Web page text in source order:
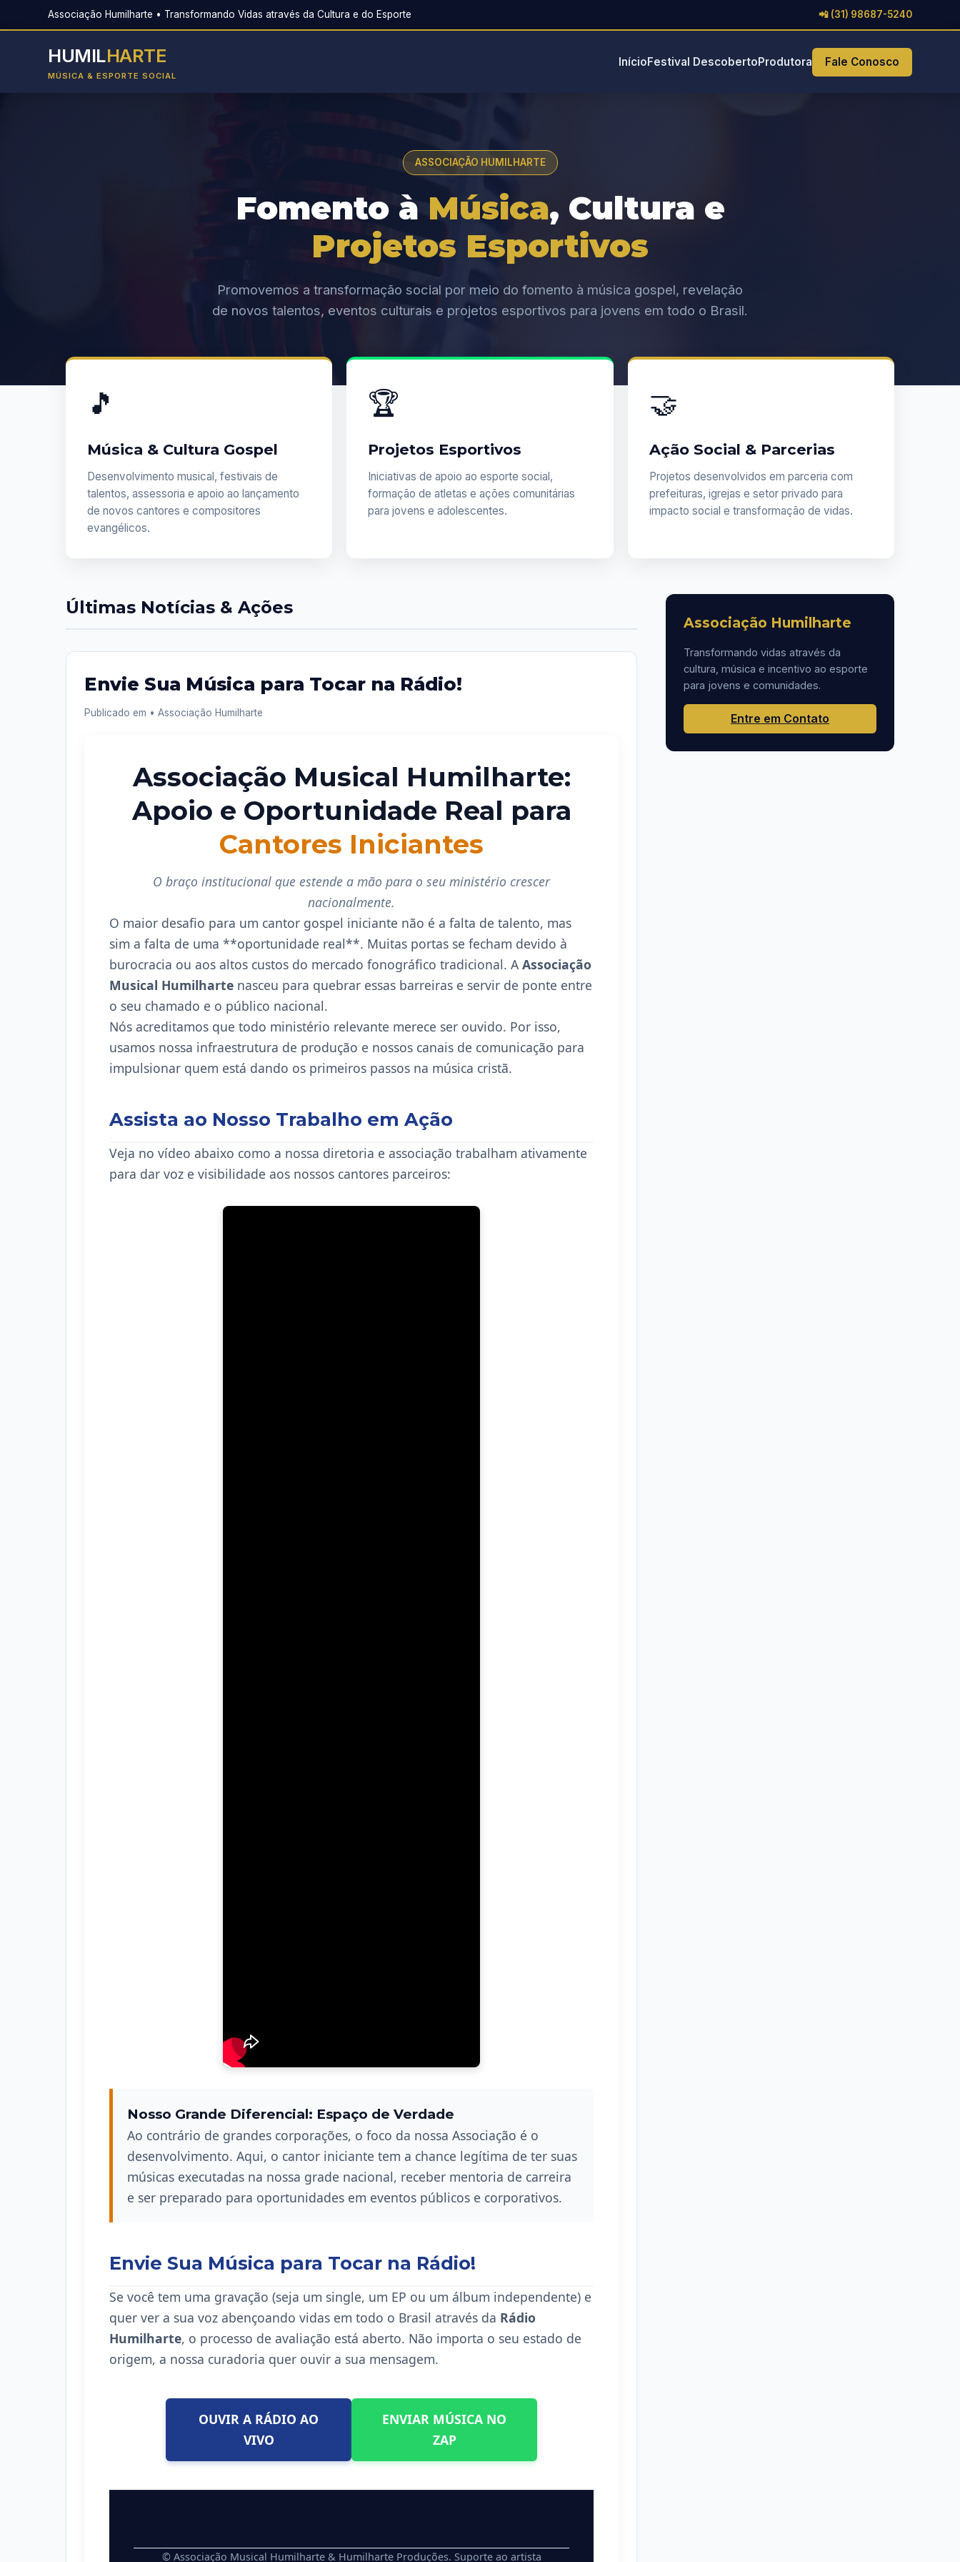
Associação Humilharte • Transformando Vidas através da Cultura e do Esporte 📲 (31) 98687-5240
HUMILHARTE
MÚSICA & ESPORTE SOCIAL
InícioFestival DescobertoProdutora Fale Conosco
ASSOCIAÇÃO HUMILHARTE
Fomento à Música, Cultura e
Projetos Esportivos
Promovemos a transformação social por meio do fomento à música gospel, revelação
de novos talentos, eventos culturais e projetos esportivos para jovens em todo o Brasil.
🎵
Música & Cultura Gospel
Desenvolvimento musical, festivais de
talentos, assessoria e apoio ao lançamento
de novos cantores e compositores
evangélicos.
🏆
Projetos Esportivos
Iniciativas de apoio ao esporte social,
formação de atletas e ações comunitárias
para jovens e adolescentes.
🤝
Ação Social & Parcerias
Projetos desenvolvidos em parceria com
prefeituras, igrejas e setor privado para
impacto social e transformação de vidas.
Últimas Notícias & Ações
Envie Sua Música para Tocar na Rádio!
Publicado em • Associação Humilharte
Associação Musical Humilharte:
Apoio e Oportunidade Real para
Cantores Iniciantes
O braço institucional que estende a mão para o seu ministério crescer
nacionalmente.
O maior desafio para um cantor gospel iniciante não é a falta de talento, mas
sim a falta de uma **oportunidade real**. Muitas portas se fecham devido à
burocracia ou aos altos custos do mercado fonográfico tradicional. A Associação
Musical Humilharte nasceu para quebrar essas barreiras e servir de ponte entre
o seu chamado e o público nacional.
Nós acreditamos que todo ministério relevante merece ser ouvido. Por isso,
usamos nossa infraestrutura de produção e nossos canais de comunicação para
impulsionar quem está dando os primeiros passos na música cristã.
Assista ao Nosso Trabalho em Ação
Veja no vídeo abaixo como a nossa diretoria e associação trabalham ativamente
para dar voz e visibilidade aos nossos cantores parceiros:
Nosso Grande Diferencial: Espaço de Verdade
Ao contrário de grandes corporações, o foco da nossa Associação é o
desenvolvimento. Aqui, o cantor iniciante tem a chance legítima de ter suas
músicas executadas na nossa grade nacional, receber mentoria de carreira
e ser preparado para oportunidades em eventos públicos e corporativos.
Envie Sua Música para Tocar na Rádio!
Se você tem uma gravação (seja um single, um EP ou um álbum independente) e
quer ver a sua voz abençoando vidas em todo o Brasil através da Rádio
Humilharte, o processo de avaliação está aberto. Não importa o seu estado de
origem, a nossa curadoria quer ouvir a sua mensagem.
OUVIR A RÁDIO AO
VIVO
ENVIAR MÚSICA NO
ZAP
© Associação Musical Humilharte & Humilharte Produções. Suporte ao artista
Associação Humilharte
Transformando vidas através da
cultura, música e incentivo ao esporte
para jovens e comunidades.
Entre em Contato